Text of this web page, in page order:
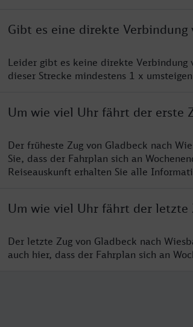
Gibt es eine direkte Verbindung
Leider gibt es keine direkte Verbindung
dieser Strecke mindestens 1 x
Um wie viel Uhr fährt der erste
Der früheste Zug von Gladbeck nach
Sie, dass der Fahrplan sich an
Reiseauskunft erhalten Sie alle
Um wie viel Uhr fährt der letzte
Der letzte Zug von Gladbeck nach
auch hier, dass der Fahrplan sich an